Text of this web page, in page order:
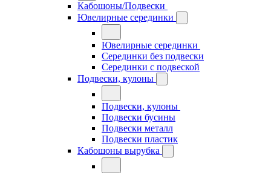
Кабошоны/Подвески
Ювелирные серединки
Ювелирные серединки
Серединки без подвески
Серединки с подвеской
Подвески, кулоны
Подвески, кулоны
Подвески бусины
Подвески металл
Подвески пластик
Кабошоны вырубка